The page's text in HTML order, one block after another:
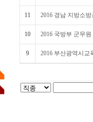
11 2016 경남 지방소
10 2016 국방부 군무
9 2016 부산광역시교